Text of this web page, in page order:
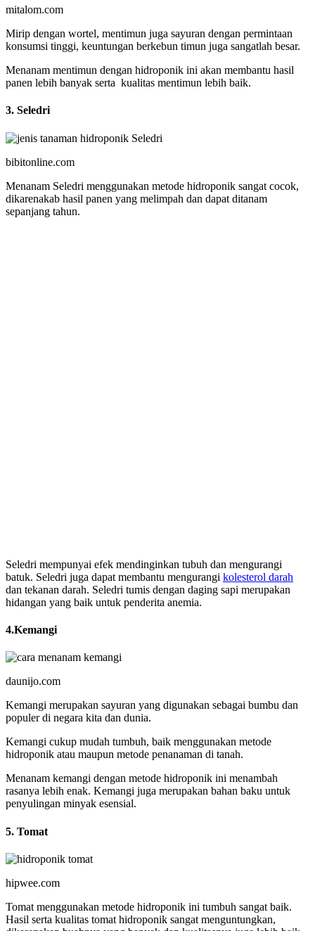
mitalom.com
Mirip dengan wortel, mentimun juga sayuran dengan permintaan
konsumsi tinggi, keuntungan berkebun timun juga sangatlah besar.
Menanam mentimun dengan hidroponik ini akan membantu hasil
panen lebih banyak serta kualitas mentimun lebih baik.
3. Seledri
bibitonline.com
Menanam Seledri menggunakan metode hidroponik sangat cocok,
dikarenakab hasil panen yang melimpah dan dapat ditanam
sepanjang tahun.
Seledri mempunyai efek mendinginkan tubuh dan mengurangi
batuk. Seledri juga dapat membantu mengurangi kolesterol darah
dan tekanan darah. Seledri tumis dengan daging sapi merupakan
hidangan yang baik untuk penderita anemia.
4.Kemangi
daunijo.com
Kemangi merupakan sayuran yang digunakan sebagai bumbu dan
populer di negara kita dan dunia.
Kemangi cukup mudah tumbuh, baik menggunakan metode
hidroponik atau maupun metode penanaman di tanah.
Menanam kemangi dengan metode hidroponik ini menambah
rasanya lebih enak. Kemangi juga merupakan bahan baku untuk
penyulingan minyak esensial.
5. Tomat
hipwee.com
Tomat menggunakan metode hidroponik ini tumbuh sangat baik.
Hasil serta kualitas tomat hidroponik sangat menguntungkan,